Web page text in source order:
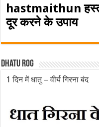
hastmaithun
दूर करने के उपाय
Dhatu rog
1 दिन में धातु – वीर्य गिरना बंद